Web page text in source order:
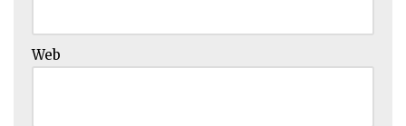
Web